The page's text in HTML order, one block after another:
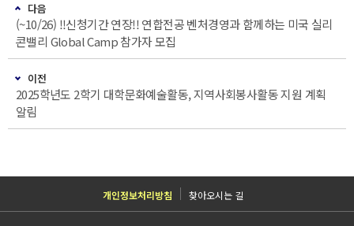
다음
(~10/26) !!신청기간 연장!! 연합전공 벤처경영과 함께하는 미국 실리
콘밸리 Global Camp 참가자 모집
이전
2025학년도 2학기 대학문화예술활동, 지역사회봉사활동 지원 계획
알림
개인정보처리방침 찾아오시는 길